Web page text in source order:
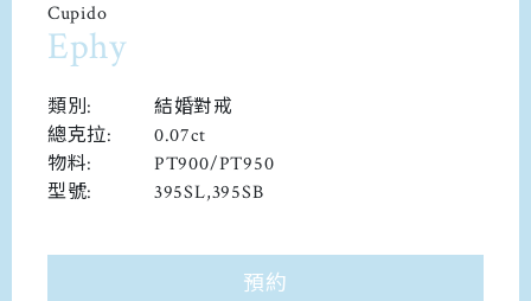
Cupido
Ephy
類別:
結婚對戒
總克拉:
0.07ct
物料:
PT900/PT950
型號:
395SL,395SB
預約